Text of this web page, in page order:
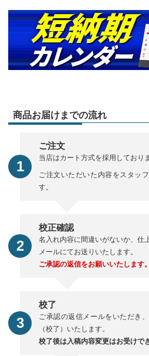
商品お届けまでの流れ
ご注文
当店はカート方式を採用しており
ご注文いただいた内容をスタッ
す。
校正確認
名入れ内容に間違いがないか、仕
メールにてお送りいたします。
ご承認の返信をお願いいたします。
校了
ご承認の返信メールをいただき
（校了）いたします。
校了後は入稿内容変更はお受けで